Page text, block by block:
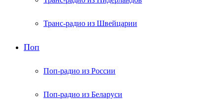
Транс-радио из Швейцарии
Поп
Поп-радио из России
Поп-радио из Беларуси